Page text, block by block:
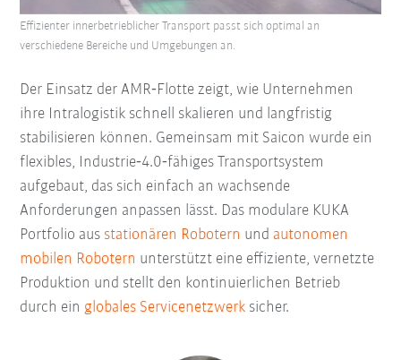
Der Einsatz der AMR‑Flotte zeigt, wie Unternehmen
ihre Intralogistik schnell skalieren und langfristig
stabilisieren können. Gemeinsam mit Saicon wurde ein
flexibles, Industrie‑4.0‑fähiges Transportsystem
aufgebaut, das sich einfach an wachsende
Anforderungen anpassen lässt. Das modulare KUKA
Portfolio aus stationären Robotern und autonomen
mobilen Robotern unterstützt eine effiziente, vernetzte
Produktion und stellt den kontinuierlichen Betrieb
durch einglobales Servicenetzwerk sicher.
Effizienter innerbetrieblicher Transport passt sich optimal an
verschiedene Bereiche und Umgebungen an.